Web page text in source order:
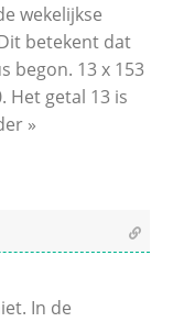
wekelijkse
betekent dat
begon. 13 x 153
Het getal 13 is
»
In de